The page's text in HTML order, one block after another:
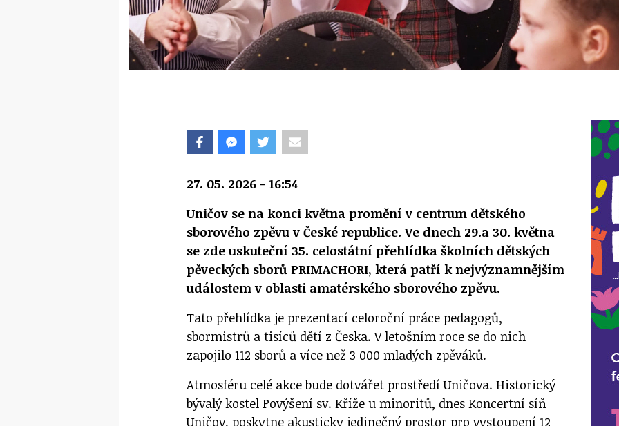
27. 05. 2026 - 16:54
Uničov se na konci května promění v centrum dětského
sborového zpěvu v České republice. Ve dnech 29.a 30. května
se zde uskuteční 35. celostátní přehlídka školních dětských
pěveckých sborů PRIMACHORI, která patří k nejvýznamnějším
událostem v oblasti amatérského sborového zpěvu.
Tato přehlídka je prezentací celoroční práce pedagogů,
sbormistrů a tisíců dětí z Česka. V letošním roce se do nich
zapojilo 112 sborů a více než 3 000 mladých zpěváků.
Atmosféru celé akce bude dotvářet prostředí Uničova. Historický
bývalý kostel Povýšení sv. Kříže u minoritů, dnes Koncertní síň
Uničov, poskytne akusticky jedinečný prostor pro vystoupení 12